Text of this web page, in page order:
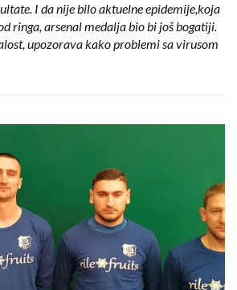
I da nije bilo aktuelne epidemije,koja
ringa, arsenal medalja bio bi još bogatiji.
upozorava kako problemi sa virusom